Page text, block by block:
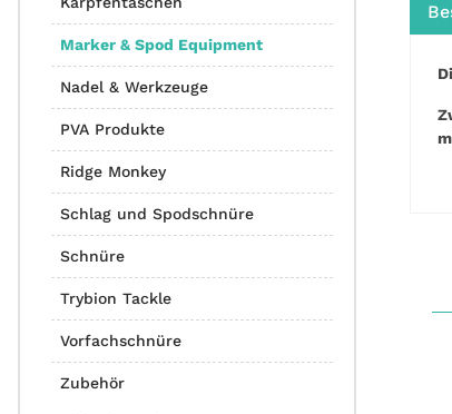
Marker & Spod Equipment
Nadel & Werkzeuge
PVA Produkte
Ridge Monkey
Schlag und Spodschnüre
Schnüre
Trybion Tackle
Vorfachschnüre
Zubehör